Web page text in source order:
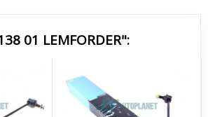
01 LEMFORDER":